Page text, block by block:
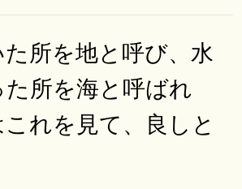
所を地と呼び、水
所を海と呼ばれ
れを見て、良しと